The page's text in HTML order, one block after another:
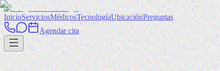
InicioServiciosMédicosTecnologíaUbicaciónPreguntas
Agendar cita